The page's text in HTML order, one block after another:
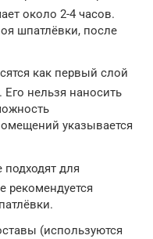
около 2-4 часов.
шпатлёвки, после
как первый слой
Его нельзя наносить
указывается
для
рекомендуется
(используются